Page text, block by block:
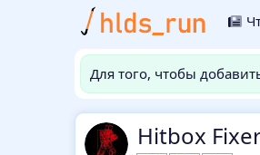
Для того, чтобы
Hitbox